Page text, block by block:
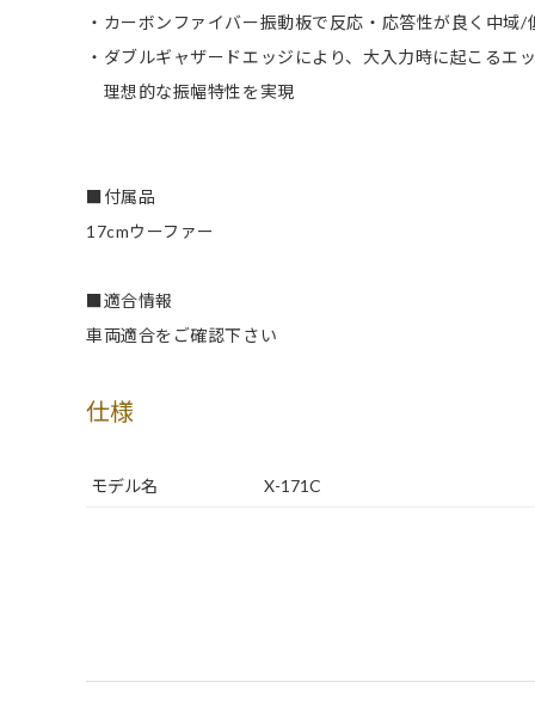
・カーボンファイバー振動板で反応・応答性が良く中域
・ダブルギャザードエッジにより、大入力時に起こるエ
理想的な振幅特性を実現
■付属品
17cmウーファー
■適合情報
車両適合をご確認下さい
仕様
モデル名 X-171C